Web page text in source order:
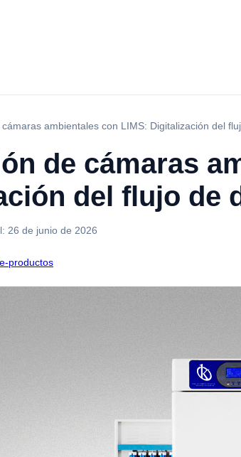
ambientales con LIMS: Digitalización del
de cámaras
del flujo de
26 de junio de 2026
productos